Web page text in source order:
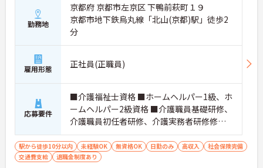
勤務地
京都府 京都市左京区 下鴨前萩町１９
京都市地下鉄烏丸線「北山(京都)駅」徒歩2
分
雇用形態 正社員(正職員)
応募要件
■介護福祉士資格 ■ホームヘルパー1級、ホ
ームヘルパー2級資格 ■介護職員基礎研修、
介護職員初任者研修、介護実務者研修修了
者 ■無資格の方OK ■未経験の方OK
駅から徒歩10分以内 未経験OK 無資格OK 日勤のみ 高収入
社会保険完備
交通費支給
退職金制度あり